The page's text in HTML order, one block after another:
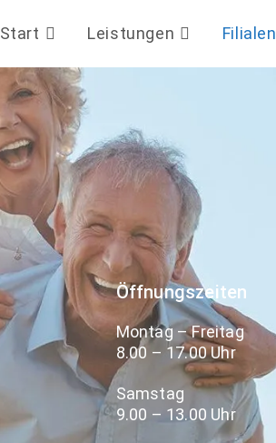
Start Leistungen Filialen
Öffnungszeiten
Montag – Freitag
8.00 – 17.00 Uhr
Samstag
9.00 – 13.00 Uhr